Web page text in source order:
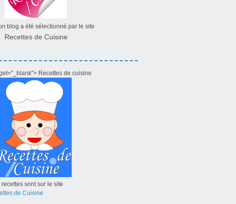
blog a été sélectionné par le site
Recettes de Cuisine
Recettes de cuisine
recettes sont sur le site
de Cuisine